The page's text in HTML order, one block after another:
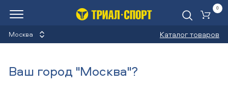
Москва Каталог товаров
0
банданы
Ваш город "Москва"?